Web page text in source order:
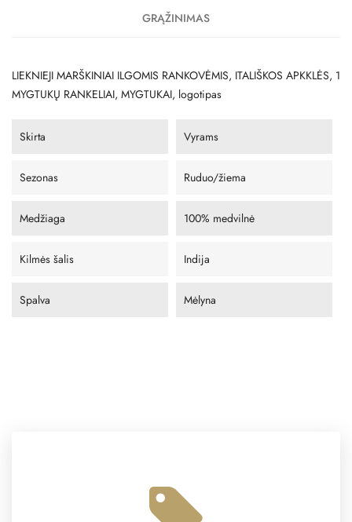
GRĄŽINIMAS
LIEKNIEJI MARŠKINIAI ILGOMIS RANKOVĖMIS, ITALIŠKOS APKKLĖS, 1
MYGTUKŲ RANKELIAI, MYGTUKAI, logotipas
Skirta Vyrams
Sezonas Ruduo/žiema
Medžiaga 100% medvilnė
Kilmės šalis Indija
Spalva Mėlyna